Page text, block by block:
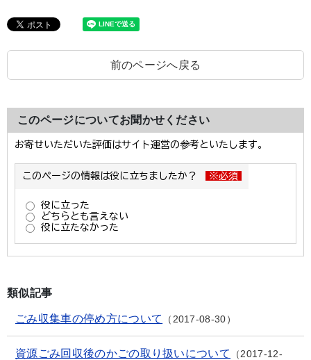
前のページへ戻る
このページについてお聞かせください
類似記事
ごみ収集車の停め方について 2017-08-30
資源ごみ回収後のかごの取り扱いについて
2017-12-